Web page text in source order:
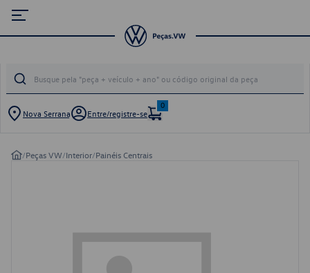
Nova Serrana Entre/registre-se
0
/Peças VW/Interior/Painéis Centrais